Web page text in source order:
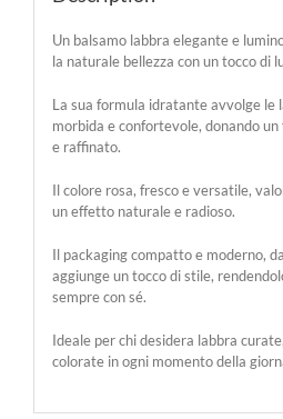
Un balsamo labbra elegante e
la naturale bellezza con un tocco di
La sua formula idratante avvolge le
morbida e confortevole, donando
e raffinato.
Il colore rosa, fresco e versatile,
un effetto naturale e radioso.
Il packaging compatto e moderno,
aggiunge un tocco di stile,
sempre con sé.
Ideale per chi desidera labbra
colorate in ogni momento della